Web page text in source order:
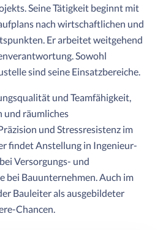
Seine Tätigkeit beginnt mit
nach wirtschaftlichen und
Er arbeitet weitgehend
Sowohl
sind seine Einsatzbereiche.
und Teamfähigkeit,
und räumliches
und Stressresistenz im
findet Anstellung in Ingenieur-
Versorgungs- und
bei Bauunternehmen. Auch im
Bauleiter als ausgebildeter
Chancen.